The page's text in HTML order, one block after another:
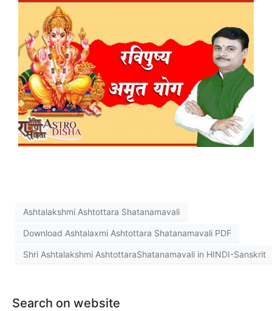
Ashtalakshmi Ashtottara Shatanamavali
Download Ashtalaxmi Ashtottara Shatanamavali PDF
Shri Ashtalakshmi AshtottaraShatanamavali in HINDI-Sanskrit
Search on website